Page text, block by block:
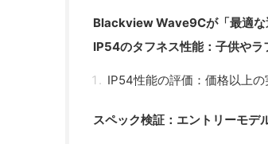
Blackview Wave9Cが「最適な
IP54のタフネス性能：子供や
IP54性能の評価：価格以上の
スペック検証：エントリーモデ